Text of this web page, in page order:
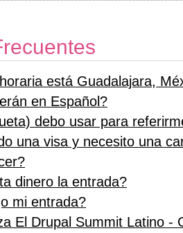
está Guadalajara,
en Español?
debo usar para
una visa y necesito una
dinero la entrada?
mi entrada?
El Drupal Summit Latino -